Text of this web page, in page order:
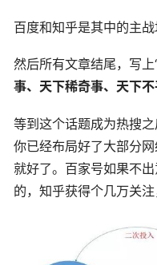
百度和知乎是其中的主战
然后所有文章结尾，写上
事、天下稀奇事、天下不
等到这个话题成为热搜
你已经布局好了大部分
就好了。百家号如果不
的，知乎获得个几万关注